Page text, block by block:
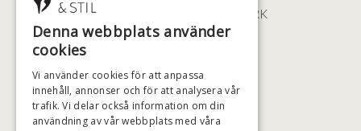
2100 KØBENHAVN • DANMARK
+46 (0)79 008 12 60
HÖGSTA KREDITVÄRDIGHET
Denna webbplats använder
cookies
Vi använder cookies för att anpassa
innehåll, annonser och för att analysera vår
trafik. Vi delar också information om din
användning av vår webbplats med våra